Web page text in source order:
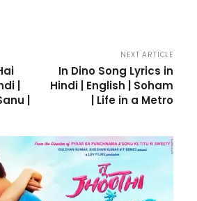
|
|
NEXT ARTICLE
In Dino Song Lyrics in
Hindi | English | Soham
| Life in a Metro